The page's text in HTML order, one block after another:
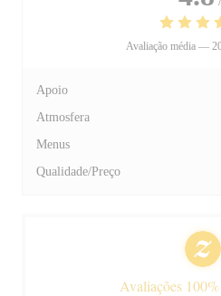
Avaliação média —
Apoio
Atmosfera
Menus
Qualidade/Preço
Avaliações